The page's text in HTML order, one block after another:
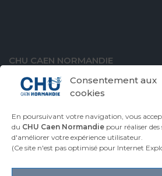
Consentement aux
cookies
En poursuivant votre navigation, vous
du CHU Caen Normandie pour réaliser
d'améliorer votre expérience utilisateur.
(Ce site n'est pas optimisé pour Internet
CHU CAEN NORMANDIE
14000 Caen
VENIR AU CHU
ESPACE PRESSE